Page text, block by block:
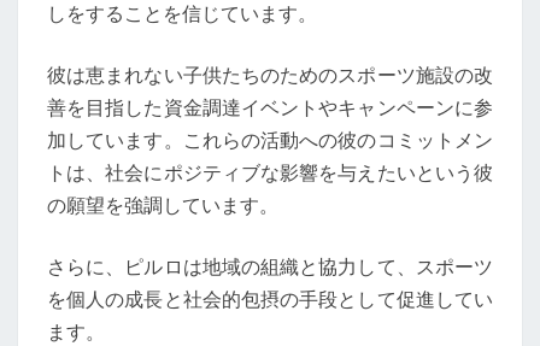
しをすることを信じています。
彼は恵まれない子供たちのためのスポーツ施設の改
善を目指した資金調達イベントやキャンペーンに参
加しています。これらの活動への彼のコミットメン
トは、社会にポジティブな影響を与えたいという彼
の願望を強調しています。
さらに、ピルロは地域の組織と協力して、スポーツ
を個人の成長と社会的包摂の手段として促進してい
ます。